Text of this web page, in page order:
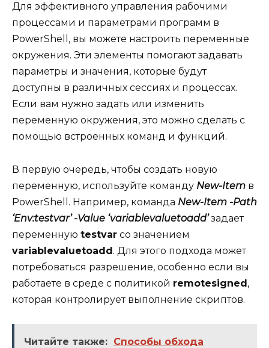
Для эффективного управления рабочими
процессами и параметрами программ в
PowerShell, вы можете настроить переменные
окружения. Эти элементы помогают задавать
параметры и значения, которые будут
доступны в различных сессиях и процессах.
Если вам нужно задать или изменить
переменную окружения, это можно сделать с
помощью встроенных команд и функций.
В первую очередь, чтобы создать новую
переменную, используйте команду New-Item в
PowerShell. Например, команда New-Item -Path
‘Env:testvar’ -Value ‘variablevaluetoadd’задает
переменную testvar со значением
variablevaluetoadd. Для этого подхода может
потребоваться разрешение, особенно если вы
работаете в среде с политикой remotesigned,
которая контролирует выполнение скриптов.
Читайте также: Способы обхода